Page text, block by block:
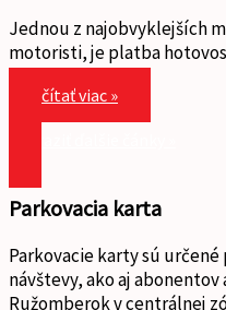
Jednou z najobvyklejších
motoristi, je platba
čítať viac »
Parkovacia karta
Parkovacie karty sú
návštevy, ako aj abonentov
Ružomberok v centrálnej